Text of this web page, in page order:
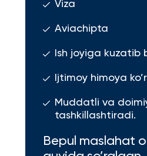
Viza
Aviachipta
Ish joyiga kuzatib
Ijtimoy himoya
Muddatli va
tashkillashtiradi.
Bepul maslahat